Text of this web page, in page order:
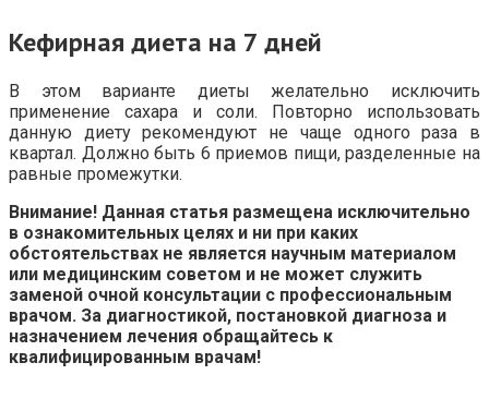
Кефирная диета на 7 дней
В этом варианте диеты желательно исключить
применение сахара и соли. Повторно использовать
данную диету рекомендуют не чаще одного раза в
квартал. Должно быть 6 приемов пищи, разделенные на
равные промежутки.
Внимание! Данная статья размещена исключительно
в ознакомительных целях и ни при каких
обстоятельствах не является научным материалом
или медицинским советом и не может служить
заменой очной консультации с профессиональным
врачом. За диагностикой, постановкой диагноза и
назначением лечения обращайтесь к
квалифицированным врачам!